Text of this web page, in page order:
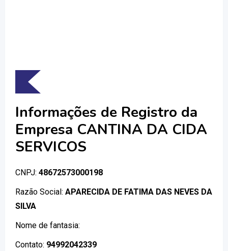
Informações de Registro da
Empresa CANTINA DA CIDA
SERVICOS
CNPJ: 48672573000198
Razão Social: APARECIDA DE FATIMA DAS NEVES DA
SILVA
Nome de fantasia:
Contato: 94992042339